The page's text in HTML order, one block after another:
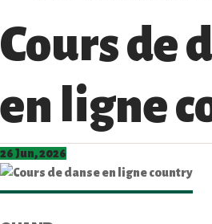
Cours de
en ligne
26 Jun, 2026